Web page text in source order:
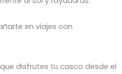
en viajes con
disfrutes tu casco desde el